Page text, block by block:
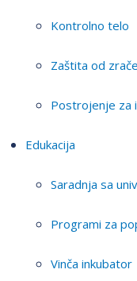
Kontrolno telo
Zaštita od
Postrojenje za
Edukacija
Saradnja sa
Programi za
Vinča inkubator